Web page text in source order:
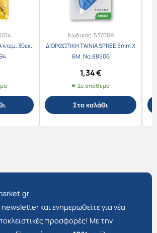
30εκ.
Κωδικός:537009
ΔΙΟΡΘΩΤΙΚΗ ΤΑΙΝΙΑ SPREE 5mm Χ
6Μ. No.88506
1,34€
Σε απόθεμα
Στο καλάθι
και ενημερωθείτε για νέα
προσφορές! Με την